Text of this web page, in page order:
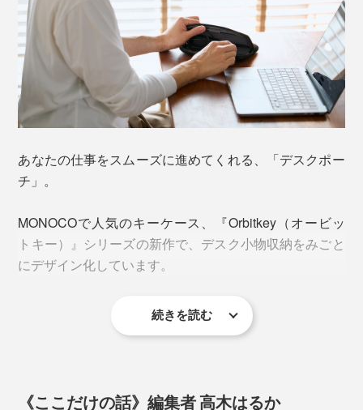
電源アダプターにUSBケーブル、イヤホン、マウス、充
電バッテリー、タッチペン……あらゆるガジェットを、
それぞれ“指定席”のポケットに、ピッタリ収めてくれる
から、目当てのものが、すぐ見つかります。
あなたの仕事をスムーズに進めてくれる、「デスクポー
チ」。
MONOCOで人気のキーケース、『Orbitkey（オービッ
トキー）』シリーズの新作で、デスク小物収納をみごと
にデザイン化しています。
続きを読む
《ここだけの話》編集者 高木はるか